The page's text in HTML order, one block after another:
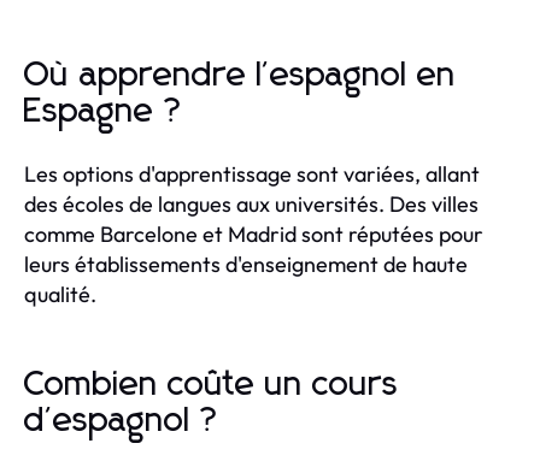
Où apprendre l'espagnol en
Espagne ?
Les options d'apprentissage sont variées, allant
des écoles de langues aux universités. Des villes
comme Barcelone et Madrid sont réputées pour
leurs établissements d'enseignement de haute
qualité.
Combien coûte un cours
d'espagnol ?